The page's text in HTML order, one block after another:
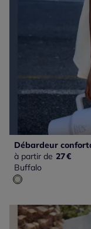
à partir de 27€
Buffalo